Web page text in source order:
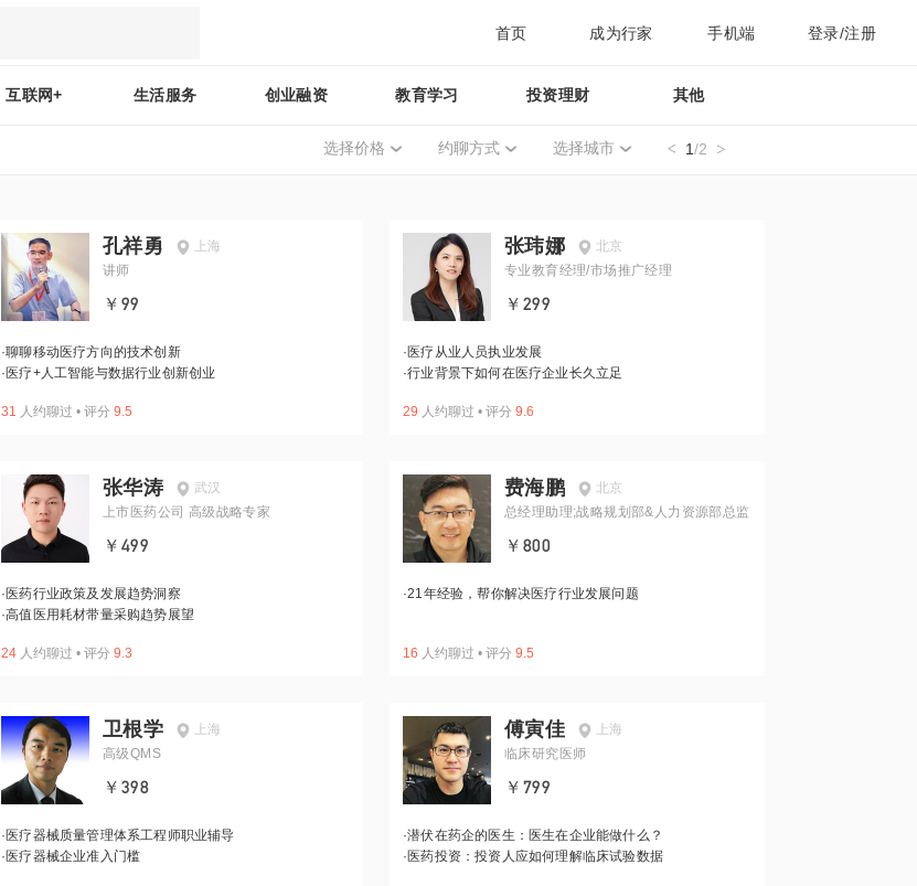
首页 成为行家 手机端 登录/注册
互联网+ 生活服务 创业融资 教育学习 投资理财 其他
选择价格 约聊方式 选择城市 1/2
孔祥勇
上海
讲师
￥99
·聊聊移动医疗方向的技术创新
· 医疗+人工智能与数据行业创新创业
31 人约聊过 • 评分 9.5
张玮娜
北京
专业教育经理/市场推广经理
￥299
· 医疗从业人员执业发展
·行业背景下如何在医疗企业长久立足
29 人约聊过 • 评分 9.6
张华涛
武汉
上市医药公司 高级战略专家
￥499
· 医药行业政策及发展趋势洞察
·高值医用耗材带量采购趋势展望
24 人约聊过 • 评分 9.3
费海鹏
北京
总经理助理;战略规划部&人力资源部总监
￥800
·21年经验，帮你解决医疗行业发展问题
16 人约聊过 • 评分 9.5
卫根学
上海
高级QMS
￥398
· 医疗器械质量管理体系工程师职业辅导
· 医疗器械企业准入门槛
傅寅佳
上海
临床研究医师
￥799
·潜伏在药企的医生：医生在企业能做什么？
· 医药投资：投资人应如何理解临床试验数据